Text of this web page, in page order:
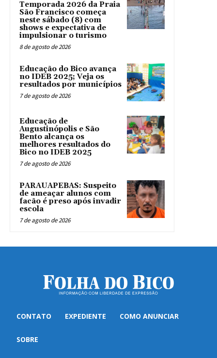
Temporada 2026 da Praia
São Francisco começa
neste sábado (8) com
shows e expectativa de
impulsionar o turismo
8 de agosto de 2026
Educação do Bico avança
no IDEB 2025; Veja os
resultados por municípios
7 de agosto de 2026
Educação de
Augustinópolis e São
Bento alcança os
melhores resultados do
Bico no IDEB 2025
7 de agosto de 2026
PARAUAPEBAS: Suspeito
de ameaçar alunos com
facão é preso após invadir
escola
7 de agosto de 2026
CONTATO EXPEDIENTE COMO ANUNCIAR
SOBRE